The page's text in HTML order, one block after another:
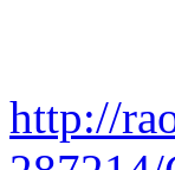
http://